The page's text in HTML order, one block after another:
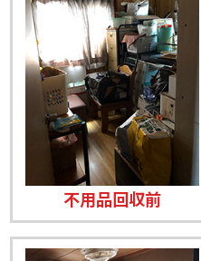
不用品回収前